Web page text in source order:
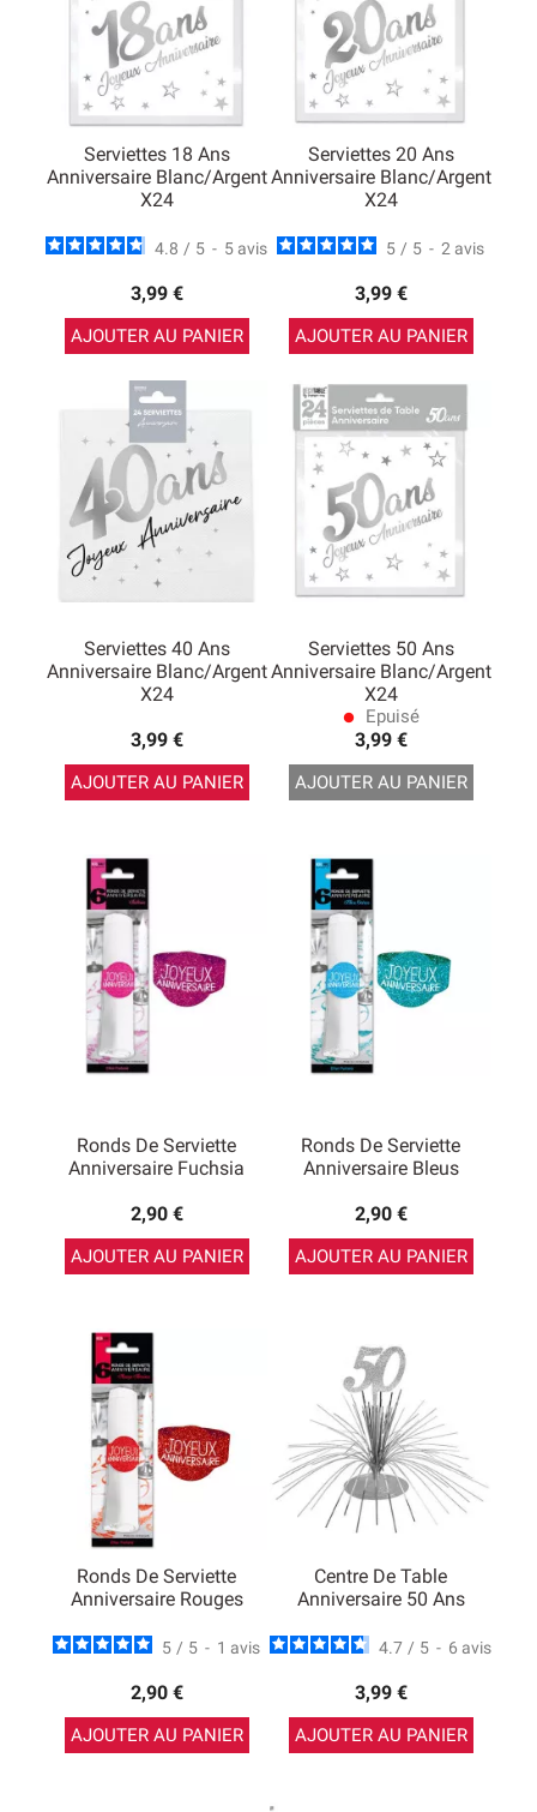
Serviettes 18 Ans
Anniversaire Blanc/argent
X24
4.8 / 5 - 5 avis
3,99 €
AJOUTER AU PANIER
Serviettes 20 Ans
Anniversaire Blanc/argent
X24
5 / 5 - 2 avis
3,99 €
AJOUTER AU PANIER
Serviettes 40 Ans
Anniversaire Blanc/argent
X24
3,99 €
AJOUTER AU PANIER
Serviettes 50 Ans
Anniversaire Blanc/argent
X24
lens Epuisé
3,99 €
AJOUTER AU PANIER
Ronds De Serviette
Anniversaire Fuchsia
2,90 €
AJOUTER AU PANIER
Ronds De Serviette
Anniversaire Bleus
2,90 €
AJOUTER AU PANIER
Ronds De Serviette
Anniversaire Rouges
5 / 5 - 1 avis
2,90 €
AJOUTER AU PANIER
Centre De Table
Anniversaire 50 Ans
4.7 / 5 - 6 avis
3,99 €
AJOUTER AU PANIER